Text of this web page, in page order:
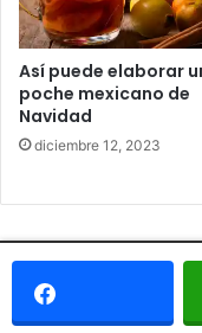
Así puede elaborar
poche mexicano de
Navidad
diciembre 12, 2023
© Copyright 2026,